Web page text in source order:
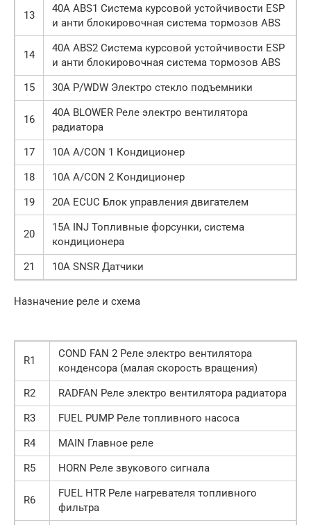
13
40А ABS1 Система курсовой устойчивости ESP
и анти блокировочная система тормозов ABS
14
40А ABS2 Система курсовой устойчивости ESP
и анти блокировочная система тормозов ABS
15
30А P/WDW Электро стекло подъемники
16
40А BLOWER Реле электро вентилятора
радиатора
17
10А A/CON 1 Кондиционер
18
10А A/CON 2 Кондиционер
19
20А ECUC Блок управления двигателем
20
15А INJ Топливные форсунки, система
кондиционера
21
10А SNSR Датчики
Назначение реле и схема
R1
COND FAN 2 Реле электро вентилятора
конденсора (малая скорость вращения)
R2
RADFAN Реле электро вентилятора радиатора
R3
FUEL PUMP Реле топливного насоса
R4
MAIN Главное реле
R5
HORN Реле звукового сигнала
R6
FUEL HTR Реле нагревателя топливного
фильтра